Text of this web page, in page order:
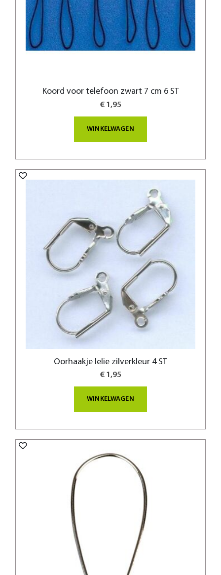
Koord voor telefoon zwart 7 cm 6 ST
€ 1,95
WINKELWAGEN
Oorhaakje lelie zilverkleur 4 ST
€ 1,95
WINKELWAGEN